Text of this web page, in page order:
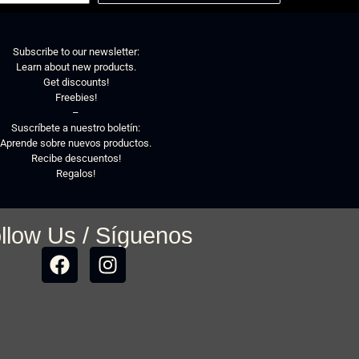
Subscribe to our newsletter:
Learn about new products.
Get discounts!
Freebies!
–
Suscríbete a nuestro boletín:
Aprende sobre nuevos productos.
Recibe descuentos!
Regalos!
Us / Síguenos